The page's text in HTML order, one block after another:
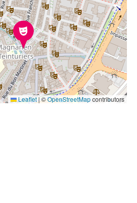
Leaflet|©OpenStreetMapcontributors